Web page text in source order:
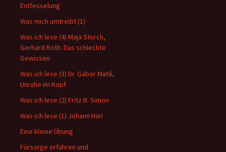
Entfesselung
Was mich umtreibt (1)
Was ich lese (4) Maja Storch,
Gerhard Roth: Das schlechte
Gewissen
Was ich lese (3) Dr. Gabor Maté,
Unruhe im Kopf
Was ich lese (2) Fritz B. Simon
Was ich lese (1) Johann Hari
Eine kleine Übung
Fürsorge erfahren und